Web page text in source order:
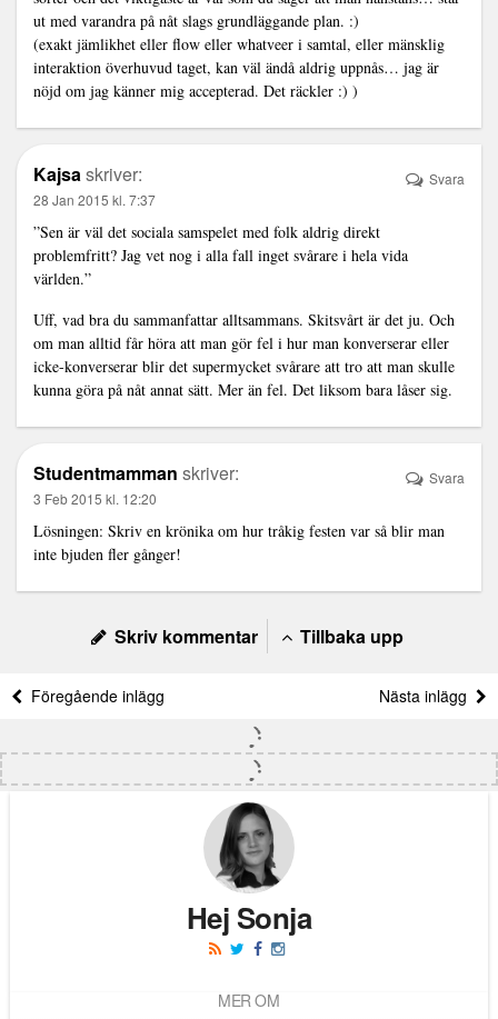
ut med varandra på nåt slags grundläggande plan. :)
(exakt jämlikhet eller flow eller whatveer i samtal, eller mänsklig
interaktion överhuvud taget, kan väl ändå aldrig uppnås… jag är
nöjd om jag känner mig accepterad. Det räckler :) )
Kajsaskriver:
28 Jan 2015 kl. 7:37
”Sen är väl det sociala samspelet med folk aldrig direkt
problemfritt? Jag vet nog i alla fall inget svårare i hela vida
världen.”
Uff, vad bra du sammanfattar alltsammans. Skitsvårt är det ju. Och
om man alltid får höra att man gör fel i hur man konverserar eller
icke-konverserar blir det supermycket svårare att tro att man skulle
kunna göra på nåt annat sätt. Mer än fel. Det liksom bara låser sig.
Svara
Studentmamman skriver:
3 Feb 2015 kl. 12:20
Lösningen: Skriv en krönika om hur tråkig festen var så blir man
inte bjuden fler gånger!
Svara
Skriv kommentar Tillbaka upp
Föregående inlägg Nästa inlägg
Hej Sonja
MER OM